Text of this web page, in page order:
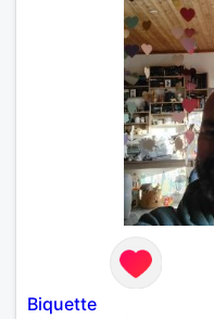
Biquette